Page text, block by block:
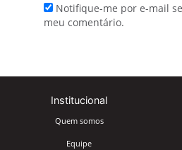
Notifique-me por e-mail
meu comentário.
Institucional
Quem somos
Equipe